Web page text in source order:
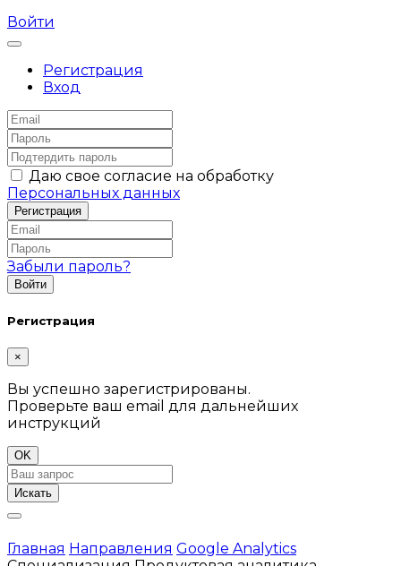
Войти
Регистрация
Вход
Даю свое согласие на обработку
Персональных данных
Забыли пароль?
Регистрация
×
Вы успешно зарегистрированы.
Проверьте ваш email для дальнейших
инструкций
OK
Искать
Главная Направления Google Analytics